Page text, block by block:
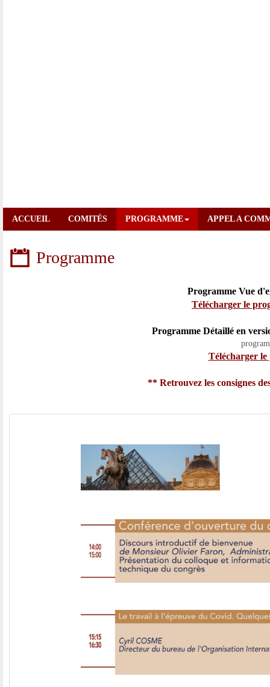
ACCUEIL COMITÉS PROGRAMME APPEL A
Programme
Programme Vue
Télécharger le
Programme Détaillé en
Télécharger
** Retrouvez les consignes